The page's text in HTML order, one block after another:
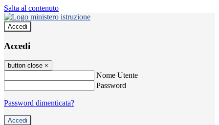
Salta al contenuto
Accedi
Accedi
button close ×
Nome Utente
Password
Password dimenticata?